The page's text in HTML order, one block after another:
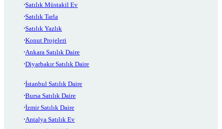
Satılık Müstakil Ev
Satılık Tarla
Satılık Yazlık
Konut Projeleri
Ankara Satılık Daire
Diyarbakır Satılık Daire
İstanbul Satılık Daire
Bursa Satılık Daire
İzmir Satılık Daire
Antalya Satılık Ev